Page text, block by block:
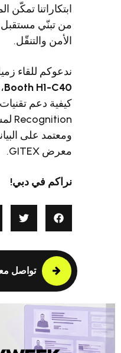
تمكّن المؤسسات حول العالم
الأتمتة في مجالي
Dávid Őzeفي
، حيث سيسعد بعرض
كيفية دعم تقنيات Adaptive
Recognition لمستقبل مترابط وآمن
البيانات، كما يتصوّره